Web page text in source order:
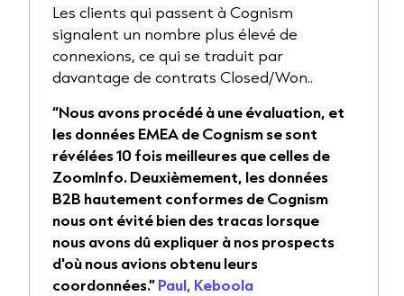
Les clients qui passent à Cognism
signalent un nombre plus élevé de
connexions, ce qui se traduit par
davantage de contrats Closed/Won..
“Nous avons procédé à une évaluation, et
les données EMEA de Cognism se sont
révélées 10 fois meilleures que celles de
ZoomInfo. Deuxièmement, les données
B2B hautement conformes de Cognism
nous ont évité bien des tracas lorsque
nous avons dû expliquer à nos prospects
d'où nous avions obtenu leurs
coordonnées.”Paul, Keboola